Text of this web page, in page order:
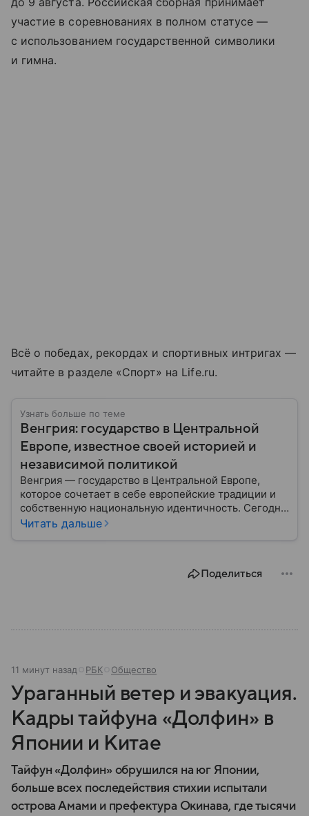
участие в соревнованиях в полном статусе —
с использованием государственной символики
и гимна.
Всё о победах, рекордах и спортивных интригах —
читайте в разделе «Спорт» на Life.ru.
Узнать больше по теме
Венгрия: государство в Центральной
Европе, известное своей историей и
независимой политикой
Венгрия — государство в Центральной Европе,
которое сочетает в себе европейские традиции и
собственную национальную идентичность. Сегодня
страна играет заметную роль в политике ЕС, а ее
Читать дальше
Поделиться
11 минут назад РБК Общество
Ураганный ветер и эвакуация.
Кадры тайфуна «Долфин» в
Японии и Китае
Тайфун «Долфин» обрушился на юг Японии,
больше всех последействия стихии испытали
острова Амами и префектура Окинава, где тысячи